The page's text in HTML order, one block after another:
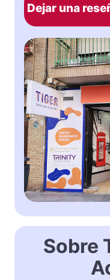
Dejar una
Sobre